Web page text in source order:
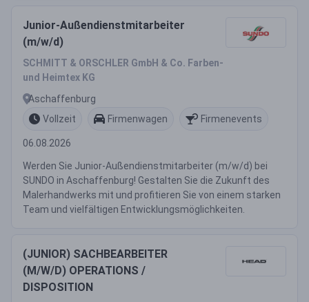
Junior-Außendienstmitarbeiter
(m/w/d)
SCHMITT & ORSCHLER GmbH & Co. Farben-
und Heimtex KG
Aschaffenburg
Vollzeit
Firmenwagen Firmenevents
06.08.2026
Werden Sie Junior-Außendienstmitarbeiter (m/w/d) bei
SUNDO in Aschaffenburg! Gestalten Sie die Zukunft des
Malerhandwerks mit und profitieren Sie von einem starken
Team und vielfältigen Entwicklungsmöglichkeiten.
(JUNIOR) SACHBEARBEITER
(M/W/D) OPERATIONS /
DISPOSITION